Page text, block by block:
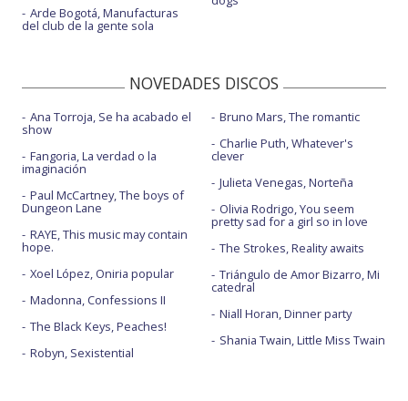
Arde Bogotá, Manufacturas
del club de la gente sola
NOVEDADES DISCOS
Ana Torroja, Se ha acabado el
show
Fangoria, La verdad o la
imaginación
Paul McCartney, The boys of
Dungeon Lane
RAYE, This music may contain
hope.
Xoel López, Oniria popular
Madonna, Confessions II
The Black Keys, Peaches!
Robyn, Sexistential
Bruno Mars, The romantic
Charlie Puth, Whatever's
clever
Julieta Venegas, Norteña
Olivia Rodrigo, You seem
pretty sad for a girl so in love
The Strokes, Reality awaits
Triángulo de Amor Bizarro, Mi
catedral
Niall Horan, Dinner party
Shania Twain, Little Miss Twain